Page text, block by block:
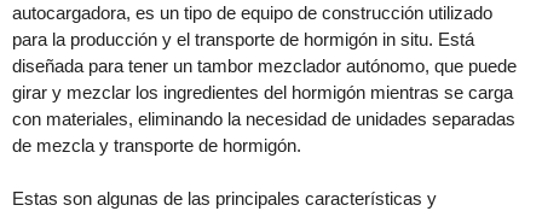
autocargadora, es un tipo de equipo de construcción utilizado
para la producción y el transporte de hormigón in situ. Está
diseñada para tener un tambor mezclador autónomo, que puede
girar y mezclar los ingredientes del hormigón mientras se carga
con materiales, eliminando la necesidad de unidades separadas
de mezcla y transporte de hormigón.
Estas son algunas de las principales características y